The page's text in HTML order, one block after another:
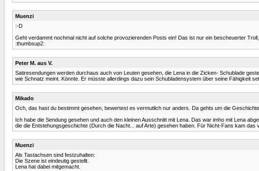
Muenzi
:-D
Geht verdammt nochmal nicht auf solche provozierenden Posts ein! Das ist nur ein bescheuerter
:thumbsup2:
Peter M. aus V.
Satiresendungen werden durchaus auch von Leuten gesehen, die Lena in die Zicken- Schublade
wie Schnatz meint. Könnte. Er müsste allerdings dazu sein Schubladensystem über seine Fähigkeit
Mikado
Och, das hast du bestimmt gesehen, bewertest es vermutlich nur anders. Da gehts um die
Ich habe die Sendung gesehen und auch den kleinen Ausschnitt mit Lena. Das war imho mit Lena
die die Entstehungsgeschichte (Durch die Nacht... auf Arte) gesehen haben. Für Nicht-Fans kam
Muenzi
Als Tastachsen sind festzuhalten:
Die Szene ist eindeutig gestellt.
Lena hat dabei mitgemacht.